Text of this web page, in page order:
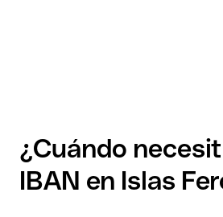
¿Cuándo
IBAN en Islas